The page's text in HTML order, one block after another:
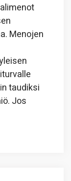
Menojen
taudiksi
Jos